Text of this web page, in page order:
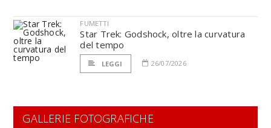
FUMETTI
Star Trek: Godshock, oltre la curvatura
del tempo
LEGGI 26/07/2026
GALLERIE FOTOGRAFICHE